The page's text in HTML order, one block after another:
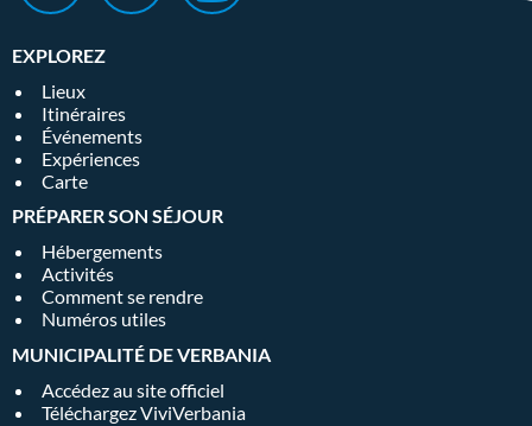
EXPLOREZ
Lieux
Itinéraires
Événements
Expériences
Carte
PRÉPARER SON SÉJOUR
Hébergements
Activités
Comment se rendre
Numéros utiles
MUNICIPALITÉ DE VERBANIA
Accédez au site officiel
Téléchargez ViviVerbania